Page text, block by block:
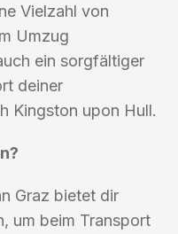
Vielzahl von
Umzug
ein sorgfältiger
deiner
Kingston upon Hull.
Graz bietet dir
um beim Transport